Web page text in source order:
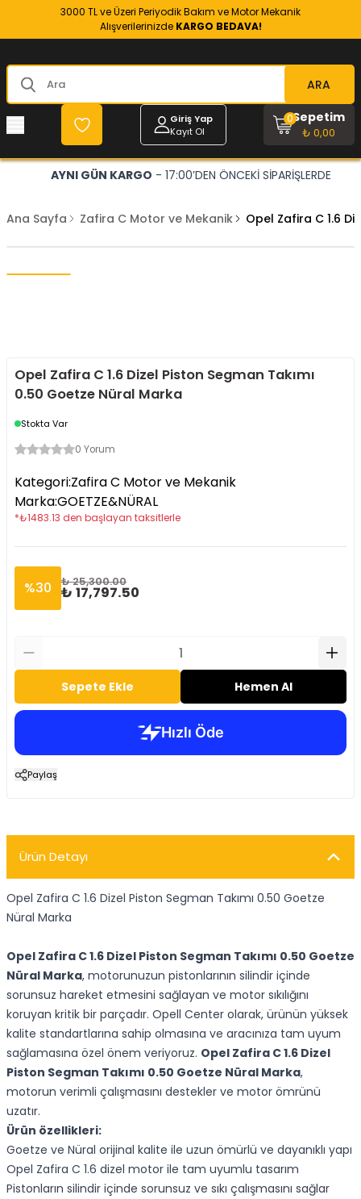
3000 TL ve Üzeri Periyodik Bakım ve Motor Mekanik
Alışverilerinizde KARGO BEDAVA!
ARA
Giriş Yap
Kayıt Ol
Sepetim
₺ 0,00
0
AYNI GÜN KARGO - 17:00’DEN ÖNCEKİ SİPARİŞLERDE
Ana Sayfa Zafira C Motor ve Mekanik Opel Zafira C 1.6
Opel Zafira C 1.6 Dizel Piston Segman Takımı
0.50 Goetze Nüral Marka
Stokta Var
0 Yorum
Kategori:Zafira C Motor ve Mekanik
Marka:GOETZE&NÜRAL
*₺1483.13 den başlayan taksitlerle
%30 ₺ 25,300.00
₺ 17,797.50
Sepete Ekle Hemen Al
Paylaş
Ürün Detayı
Opel Zafira C 1.6 Dizel Piston Segman Takımı 0.50 Goetze
Nüral Marka
Opel Zafira C 1.6 Dizel Piston Segman Takımı 0.50 Goetze
Nüral Marka, motorunuzun pistonlarının silindir içinde
sorunsuz hareket etmesini sağlayan ve motor sıkılığını
koruyan kritik bir parçadır. Opell Center olarak, ürünün yüksek
kalite standartlarına sahip olmasına ve aracınıza tam uyum
sağlamasına özel önem veriyoruz. Opel Zafira C 1.6 Dizel
Piston Segman Takımı 0.50 Goetze Nüral Marka,
motorun verimli çalışmasını destekler ve motor ömrünü
uzatır.
Ürün özellikleri:
Goetze ve Nüral orijinal kalite ile uzun ömürlü ve dayanıklı yapı
Opel Zafira C 1.6 dizel motor ile tam uyumlu tasarım
Pistonların silindir içinde sorunsuz ve sıkı çalışmasını sağlar